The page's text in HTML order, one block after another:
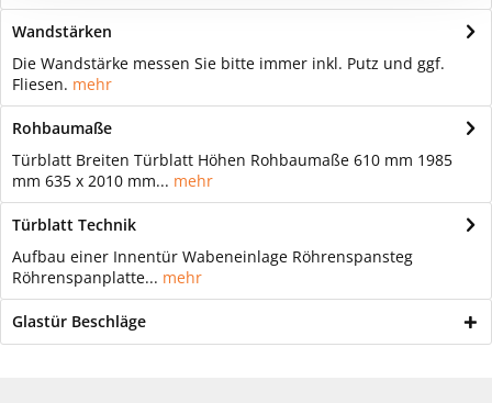
Wandstärken
Die Wandstärke messen Sie bitte immer inkl. Putz und ggf.
Fliesen. mehr
Rohbaumaße
Türblatt Breiten Türblatt Höhen Rohbaumaße 610 mm 1985
mm 635 x 2010 mm... mehr
Türblatt Technik
Aufbau einer Innentür Wabeneinlage Röhrenspansteg
Röhrenspanplatte... mehr
Glastür Beschläge